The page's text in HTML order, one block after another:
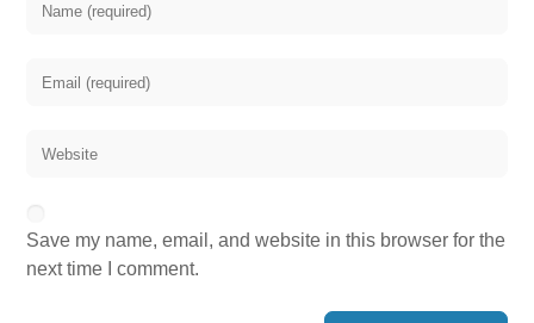
Save my name, email, and website in this browser for the
next time I comment.